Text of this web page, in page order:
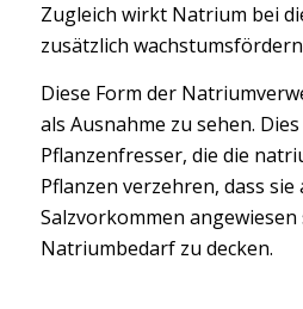
Zugleich wirkt Natrium bei
zusätzlich
Diese Form der
als Ausnahme zu sehen.
Pflanzenfresser, die die
Pflanzen verzehren, dass
Salzvorkommen
Natriumbedarf zu decken.